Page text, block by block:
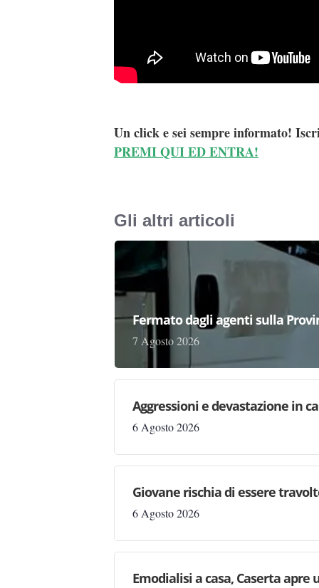
Un click e sei sempre informato!
PREMI QUI ED ENTRA!
Gli altri articoli
Fermato dagli agenti sulla
7 Agosto 2026
Aggressioni e devastazione in
6 Agosto 2026
Giovane rischia di essere
6 Agosto 2026
Emodialisi a casa, Caserta apre